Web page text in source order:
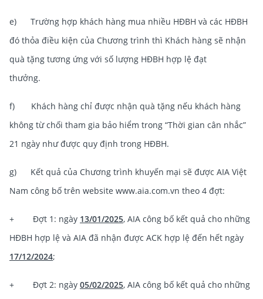
e) Trường hợp khách hàng mua nhiều HĐBH và các HĐBH
đó thỏa điều kiện của Chương trình thì Khách hàng sẽ nhận
quà tặng tương ứng với số lượng HĐBH hợp lệ đạt
thưởng.
f) Khách hàng chỉ được nhận quà tặng nếu khách hàng
không từ chối tham gia bảo hiểm trong “Thời gian cân nhắc”
21 ngày như được quy định trong HĐBH.
g) Kết quả của Chương trình khuyến mại sẽ được AIA Việt
Nam công bố trên website www.aia.com.vn theo 4 đợt:
+ Đợt 1: ngày 13/01/2025, AIA công bố kết quả cho những
HĐBH hợp lệ và AIA đã nhận được ACK hợp lệ đến hết ngày
17/12/2024;
+ Đợt 2: ngày 05/02/2025, AIA công bố kết quả cho những